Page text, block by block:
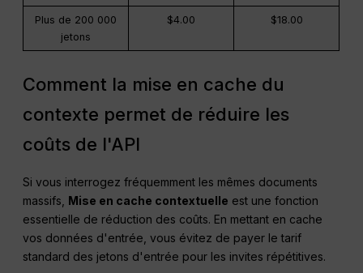
Plus de 200 000
jetons
$4.00 $18.00
Comment la mise en cache du
contexte permet de réduire les
coûts de l'API
Si vous interrogez fréquemment les mêmes documents
massifs, Mise en cache contextuelle est une fonction
essentielle de réduction des coûts. En mettant en cache
vos données d'entrée, vous évitez de payer le tarif
standard des jetons d'entrée pour les invites répétitives.